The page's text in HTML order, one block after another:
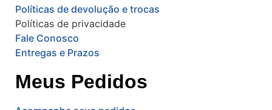
Políticas de devolução e trocas
Políticas de privacidade
Fale Conosco
Entregas e Prazos
Meus Pedidos